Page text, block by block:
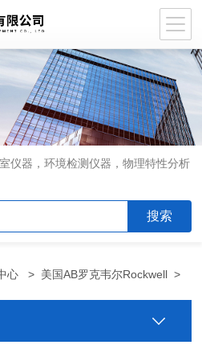
仪器，环境检测仪器，物理特性分析
心 > 美国AB罗克韦尔Rockwell >